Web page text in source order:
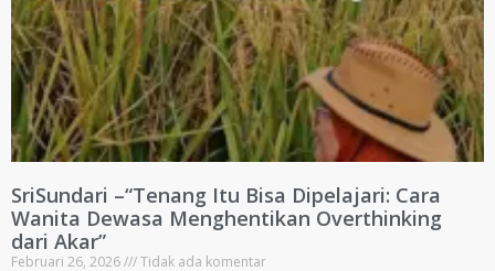
SriSundari –“Tenang Itu Bisa Dipelajari: Cara
Wanita Dewasa Menghentikan Overthinking
dari Akar”
Februari 26, 2026
Tidak ada komentar